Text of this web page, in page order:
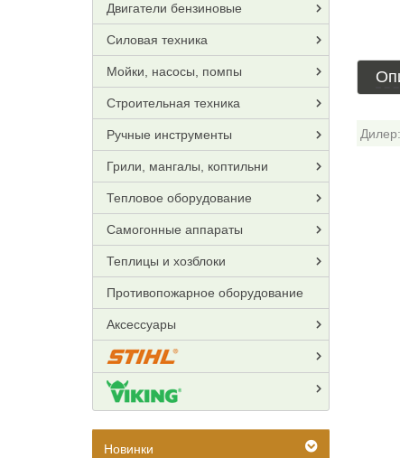
Двигатели бензиновые
Силовая техника
Мойки, насосы, помпы
Строительная техника
Ручные инструменты
Грили, мангалы, коптильни
Тепловое оборудование
Самогонные аппараты
Теплицы и хозблоки
Противопожарное оборудование
Аксессуары
Новинки
Дилер: